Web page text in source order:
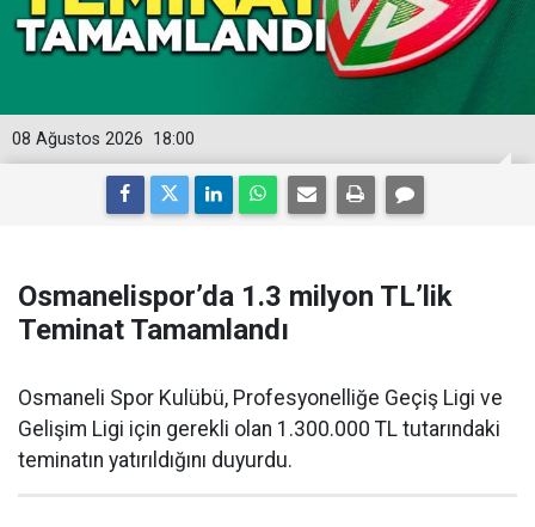
18:00
08 Ağustos 2026
Osmanelispor’da 1.3 milyon TL’lik
Teminat Tamamlandı
Osmaneli Spor Kulübü, Profesyonelliğe Geçiş Ligi ve
Gelişim Ligi için gerekli olan 1.300.000 TL tutarındaki
teminatın yatırıldığını duyurdu.